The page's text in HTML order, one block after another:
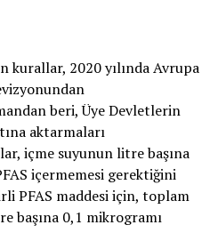
kurallar, 2020 yılında Avrupa
beri, Üye Devletlerin
aktarmaları
içme suyunun litre başına
içermemesi gerektiğini
PFAS maddesi için, toplam
başına 0,1 mikrogramı